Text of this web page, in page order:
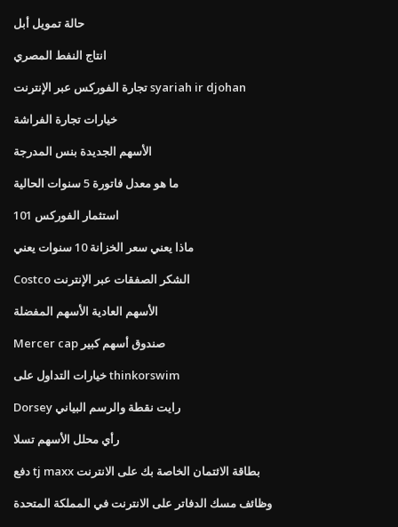
حالة تمويل أبل
انتاج النفط المصري
تجارة الفوركس عبر الإنترنت syariah ir djohan
خيارات تجارة الفراشة
الأسهم الجديدة بنس المدرجة
ما هو معدل فاتورة 5 سنوات الحالية
استثمار الفوركس 101
ماذا يعني سعر الخزانة 10 سنوات يعني
Costco الشكر الصفقات عبر الإنترنت
الأسهم العادية الأسهم المفضلة
Mercer cap صندوق أسهم كبير
خيارات التداول على thinkorswim
Dorsey رايت نقطة والرسم البياني
رأي محلل الأسهم تسلا
دفع tj maxx بطاقة الائتمان الخاصة بك على الانترنت
وظائف مسك الدفاتر على الانترنت في المملكة المتحدة